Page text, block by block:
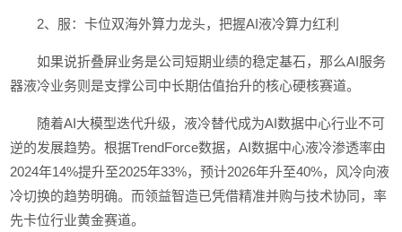
2、服：卡位双海外算力龙头，把握AI液冷算力红利
如果说折叠屏业务是公司短期业绩的稳定基石，那么AI服务
器液冷业务则是支撑公司中长期估值抬升的核心硬核赛道。
随着AI大模型迭代升级，液冷替代成为AI数据中心行业不可
逆的发展趋势。根据TrendForce数据，AI数据中心液冷渗透率由
2024年14%提升至2025年33%，预计2026年升至40%，风冷向液
冷切换的趋势明确。而领益智造已凭借精准并购与技术协同，率
先卡位行业黄金赛道。